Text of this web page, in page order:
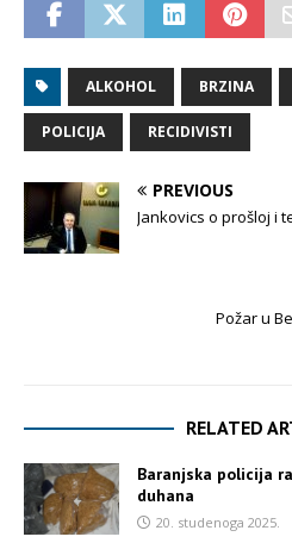
ALKOHOL BRZINA
POLICIJA RECIDIVISTI
PREVIOUS
Jankovics o prošloj i
Požar u
RELATED
Baranjska policija
duhana
20. studenoga 2025.